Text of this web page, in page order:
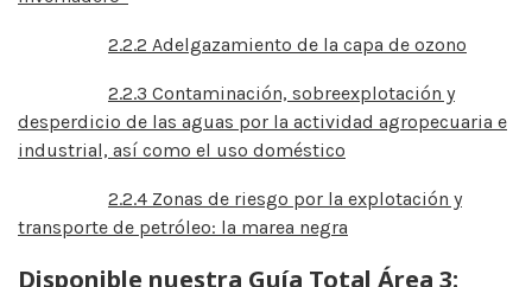
2.2.2 Adelgazamiento de la capa de ozono
2.2.3 Contaminación, sobreexplotación y
desperdicio de las aguas por la actividad agropecuaria e
industrial, así como el uso doméstico
2.2.4 Zonas de riesgo por la explotación y
transporte de petróleo: la marea negra
Disponible nuestra Guía Total Área 3: